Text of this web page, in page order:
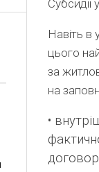
Навіть в
цього
за
на
•